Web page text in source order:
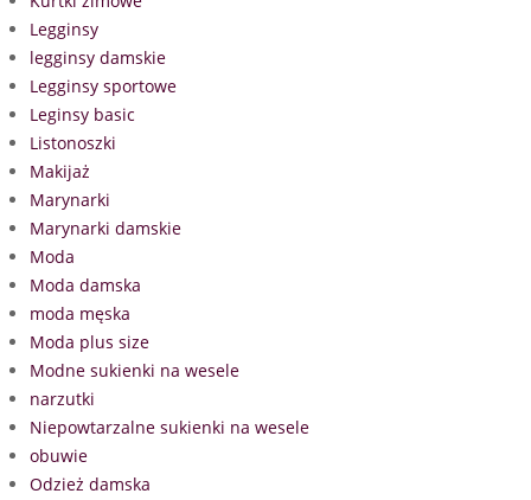
Legginsy
legginsy damskie
Legginsy sportowe
Leginsy basic
Listonoszki
Makijaż
Marynarki
Marynarki damskie
Moda
Moda damska
moda męska
Moda plus size
Modne sukienki na wesele
narzutki
Niepowtarzalne sukienki na wesele
obuwie
Odzież damska